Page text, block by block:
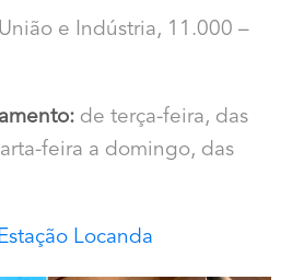
e Indústria, 11.000 –
de terça-feira, das
feira a domingo, das
Locanda